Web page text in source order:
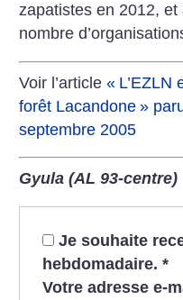
zapatistes en 2012,
nombre
Voir l’article« L’EZLN
forêt Lacandone »
septembre 2005
Gyula (AL 93-centre)
Je souhaite
hebdomadaire. *
Votre adresse e-